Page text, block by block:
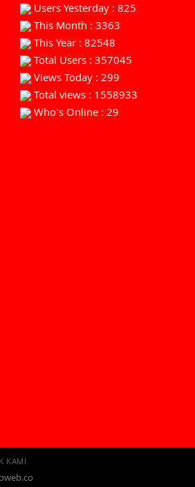
Users Yesterday : 825
This Month : 3363
This Year : 82548
Total Users : 357045
Views Today : 299
Total views : 1558933
Who's Online : 29
KAMI